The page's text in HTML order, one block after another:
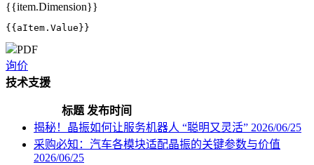
{{item.Dimension}}
{{aItem.Value}}
PDF
询价
技术支援
标题 发布时间
揭秘！晶振如何让服务机器人 “聪明又灵活” 2026/06/25
采购必知：汽车各模块适配晶振的关键参数与价值
2026/06/25